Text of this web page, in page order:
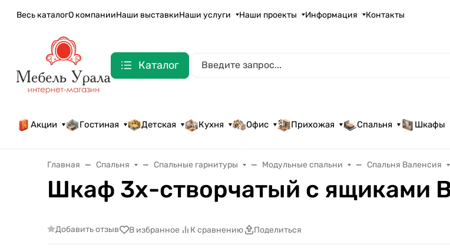
Весь каталогО компанииНаши выставкиНаши услуги Наши проекты Информация Контакты
Каталог
Акции Гостиная Детская Кухня Офис Прихожая Спальня Шкафы
Главная Спальня Спальные гарнитуры Модульные спальни Спальня Валенсия
Шкаф 3х-створчатый с ящиками
Добавить отзыв В избранное К сравнению Поделиться